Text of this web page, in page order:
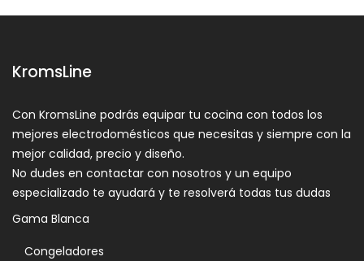
KromsLine
Con KromsLine podrás equipar tu cocina con todos los
mejores electrodomésticos que necesitas y siempre con la
mejor calidad, precio y diseño.
No dudes en contactar con nosotros y un equipo
especializado te ayudará y te resolverá todas tus dudas
Gama Blanca
Congeladores